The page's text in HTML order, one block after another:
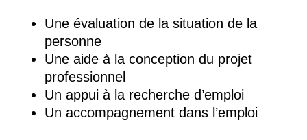
Une évaluation de la situation de la
personne
Une aide à la conception du projet
professionnel
Un appui à la recherche d’emploi
Un accompagnement dans l’emploi